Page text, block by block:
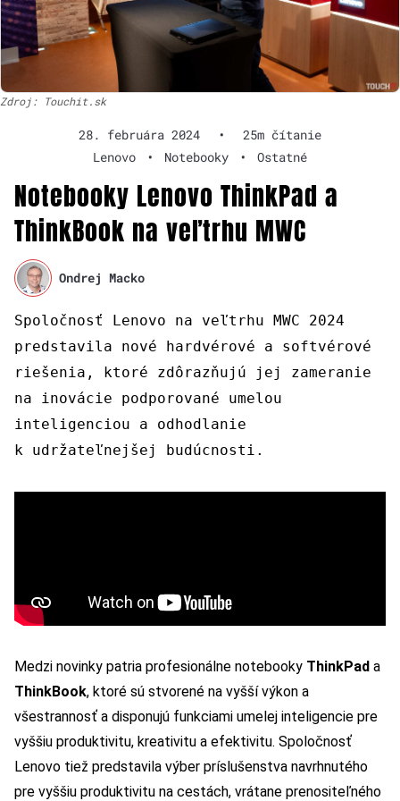
Zdroj: Touchit.sk
28. februára 2024 •
25m čítanie
Lenovo
• Notebooky • Ostatné
Notebooky Lenovo ThinkPad a
ThinkBook na veľtrhu MWC
Ondrej Macko
Spoločnosť Lenovo na veľtrhu MWC 2024
predstavila nové hardvérové a softvérové
riešenia, ktoré zdôrazňujú jej zameranie
na inovácie podporované umelou
inteligenciou a odhodlanie
k udržateľnejšej budúcnosti.
Medzi novinky patria profesionálne notebooky ThinkPad a
ThinkBook, ktoré sú stvorené na vyšší výkon a
všestrannosť a disponujú funkciami umelej inteligencie pre
vyššiu produktivitu, kreativitu a efektivitu. Spoločnosť
Lenovo tiež predstavila výber príslušenstva navrhnutého
pre vyššiu produktivitu na cestách, vrátane prenositeľného